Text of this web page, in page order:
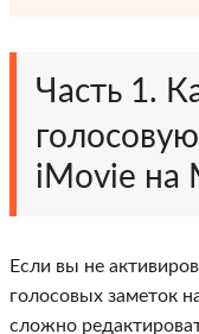
Часть 1.
iMovie на
Если вы не
голосовых заметок
сложно